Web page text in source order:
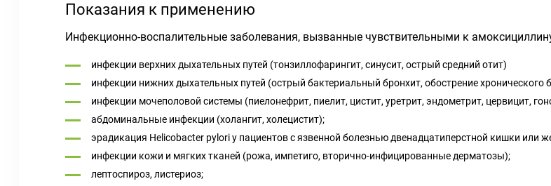
Показания к применению
Инфекционно-воспалительные заболевания, вызванные чувствительными к
инфекции верхних дыхательных путей (тонзиллофарингит, синусит, острый средний отит)
инфекции нижних дыхательных путей (острый бактериальный бронхит, обострение хронического
инфекции мочеполовой системы (пиелонефрит, пиелит, цистит, уретрит, эндометрит, цервицит,
абдоминальные инфекции (холангит, холецистит);
эрадикация Helicobacter pylori у пациентов с язвенной болезнью двенадцатиперстной кишки или
инфекции кожи и мягких тканей (рожа, импетиго, вторично-инфицированные дерматозы);
лептоспироз, листериоз;